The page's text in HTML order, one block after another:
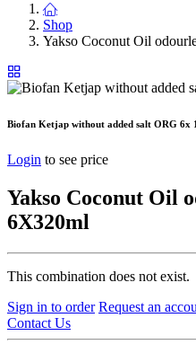
Shop
Yakso Coconut Oil
Biofan Ketjap without added salt ORG 6x
Login to see price
Yakso Coconut Oil
6X320ml
This combination does not exist.
Sign in to order Request an
Contact Us